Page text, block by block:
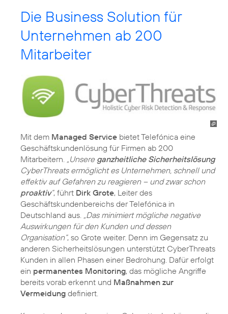
Die Business Solution für
Unternehmen ab 200
Mitarbeiter
Mit dem Managed Service bietet Telefónica eine
Geschäftskundenlösung für Firmen ab 200
Mitarbeitern.
„Unsere ganzheitliche Sicherheitslösung
CyberThreats ermöglicht es Unternehmen, schnell und
effektiv auf Gefahren zu reagieren – und zwar schon
proaktiv“, führt Dirk Grote, Leiter des
Geschäftskundenbereichs der Telefónica in
Deutschland aus.
„Das minimiert mögliche negative
Auswirkungen für den Kunden und dessen
Organisation“, so Grote weiter. Denn im Gegensatz zu
anderen Sicherheitslösungen unterstützt CyberThreats
Kunden in allen Phasen einer Bedrohung. Dafür erfolgt
ein permanentes Monitoring, das mögliche Angriffe
bereits vorab erkennt und Maßnahmen zur
Vermeidung definiert.